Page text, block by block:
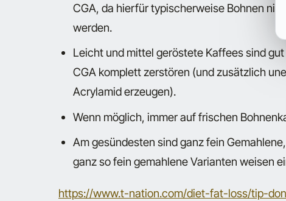
CGA, da hierfür typischerweise Bohnen
werden.
Leicht und mittel geröstete Kaffees sind
CGA komplett zerstören (und zusätzlich
Acrylamid erzeugen).
Wenn möglich, immer auf frischen
Am gesündesten sind ganz fein
ganz so fein gemahlene Varianten weisen
https://www.t-nation.com/diet-fat-loss/tip-